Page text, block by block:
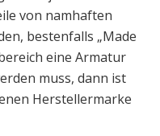
von namhaften
bestenfalls „Made
eine Armatur
muss, dann ist
Herstellermarke